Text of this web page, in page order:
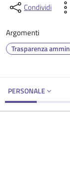
Condividi
Argomenti
Trasparenza
PERSONALE